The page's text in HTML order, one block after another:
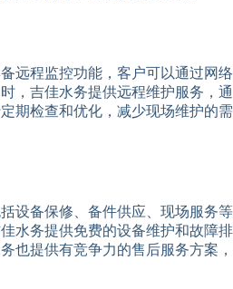
远程监控功能，客户可以通过网络
，吉佳水务提供远程维护服务，通
期检查和优化，减少现场维护的需
设备保修、备件供应、现场服务等
水务提供免费的设备维护和故障排
也提供有竞争力的售后服务方案，